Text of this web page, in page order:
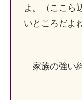
よ。（ここら
いところだよ
家族の強い